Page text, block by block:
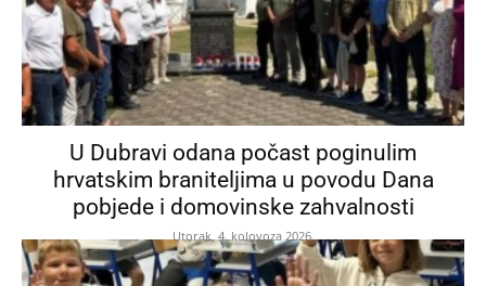
U Dubravi odana počast poginulim
hrvatskim braniteljima u povodu Dana
pobjede i domovinske zahvalnosti
Utorak, 4. kolovoza 2026.